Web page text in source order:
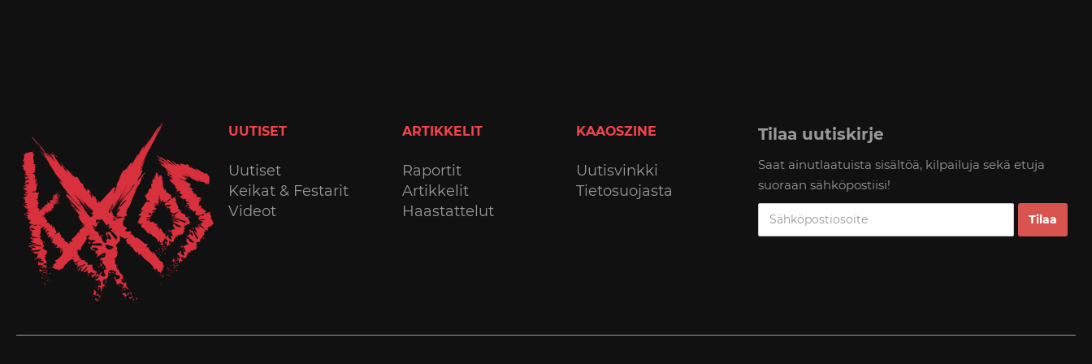
UUTISET
Uutiset
Keikat & Festarit
Videot
ARTIKKELIT
Raportit
Artikkelit
Haastattelut
KAAOSZINE
Uutisvinkki
Tietosuojasta
Tilaa uutiskirje
Saat ainutlaatuista sisältöä, kilpailuja sekä etuja
suoraan sähköpostiisi!